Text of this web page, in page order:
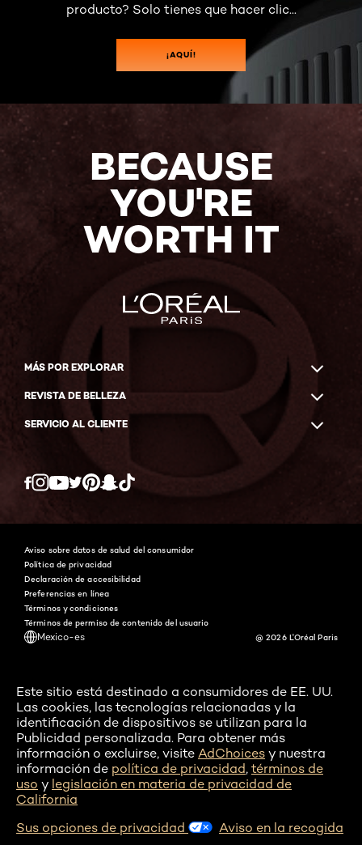
producto? Solo tienes que hacer clic...
¡AQUÍ!
BECAUSE
YOU'RE
WORTH IT
MÁS POR EXPLORAR
REVISTA DE BELLEZA
SERVICIO AL CLIENTE
Mexico-es
Aviso sobre datos de salud del consumidor
Política de privacidad
Declaración de accesibilidad
Preferencias en línea
Términos y condiciones
Términos de permiso de contenido del usuario
@ 2026 L'Oréal Paris
Este sitio está destinado a consumidores de EE. UU.
Las cookies, las tecnologías relacionadas y la
identificación de dispositivos se utilizan para la
Publicidad personalizada. Para obtener más
información o excluirse, visite AdChoices y nuestra
información de política de privacidad, términos de
uso y legislación en materia de privacidad de
California
Sus opciones de privacidad
Aviso en la recogida